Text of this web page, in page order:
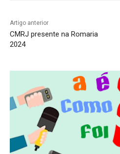
Artigo anterior
CMRJ presente na Romaria
2024